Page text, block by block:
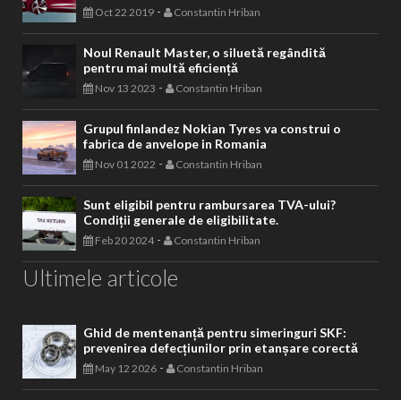
Oct 22 2019 - Constantin Hriban
Noul Renault Master, o siluetă regândită
pentru mai multă eficiență
Nov 13 2023 - Constantin Hriban
Grupul finlandez Nokian Tyres va construi o
fabrica de anvelope in Romania
Nov 01 2022 - Constantin Hriban
Sunt eligibil pentru rambursarea TVA-ului?
Condiții generale de eligibilitate.
Feb 20 2024- Constantin Hriban
Ultimele articole
Ghid de mentenanță pentru simeringuri SKF:
prevenirea defecțiunilor prin etanșare corectă
May 12 2026 - Constantin Hriban